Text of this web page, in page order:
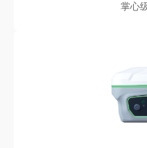
掌心